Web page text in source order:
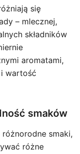
się
– mlecznej,
składników
aromatami,
i wartość
smaków
smaki,
różne